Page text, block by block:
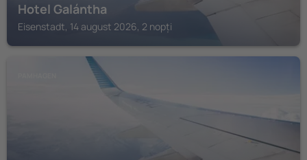
Hotel Galántha
Eisenstadt, 14 august 2026, 2 nopți